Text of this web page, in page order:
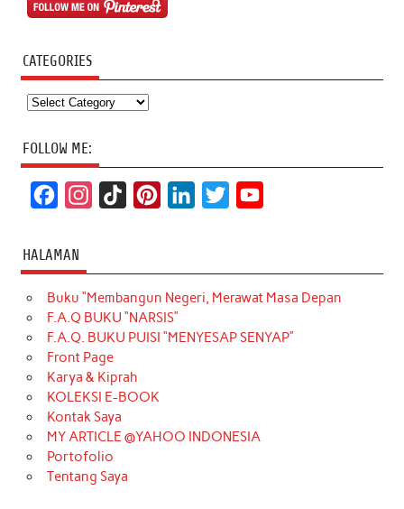
CATEGORIES
Categories
FOLLOW ME:
c
e
b
o
o
k
t
a
g
r
a
m
T
o
k
t
e
r
k
e
d
t
t
e
T
u
b
HALAMAN
Buku “Membangun Negeri, Merawat Masa Depan
F.A.Q BUKU “NARSIS”
F.A.Q. BUKU PUISI “MENYESAP SENYAP”
Front Page
Karya & Kiprah
KOLEKSI E-BOOK
Kontak Saya
MY ARTICLE @YAHOO INDONESIA
Portofolio
Tentang Saya